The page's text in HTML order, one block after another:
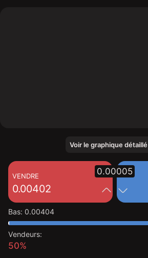
Voir le graphique détaillé
VENDRE
0.00402
0.00005
Bas: 0.00404
Vendeurs:
50%